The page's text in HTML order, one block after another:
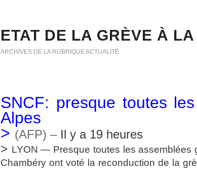
ETAT DE LA GRÈVE À
ARCHIVES DE LA RUBRIQUE ACTUALITÉ
SNCF: presque toutes
Alpes
> (AFP) – Il y a 19 heures
> LYON — Presque toutes les assemblées
Chambéry ont voté la reconduction de la